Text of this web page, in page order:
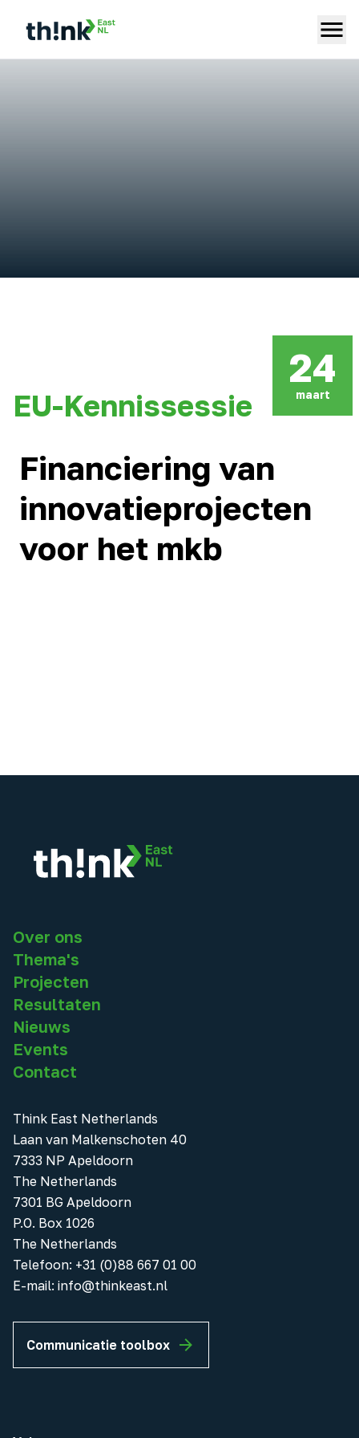
EU-Kennissessie
24
maart
Financiering van
innovatieprojecten
voor het mkb
Over ons
Thema's
Projecten
Resultaten
Nieuws
Events
Contact
Think East Netherlands
Laan van Malkenschoten 40
7333 NP Apeldoorn
The Netherlands
7301 BG Apeldoorn
P.O. Box 1026
The Netherlands
Telefoon: +31 (0)88 667 01 00
E-mail: info@thinkeast.nl
Communicatie toolbox